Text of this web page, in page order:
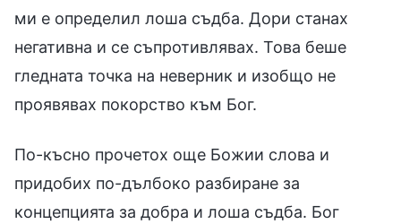
ми е определил лоша съдба. Дори станах
негативна и се съпротивлявах. Това беше
гледната точка на неверник и изобщо не
проявявах покорство към Бог.
По-късно прочетох още Божии слова и
придобих по-дълбоко разбиране за
концепцията за добра и лоша съдба. Бог